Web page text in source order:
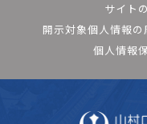
サイト
開示対象個人情報
個人情報